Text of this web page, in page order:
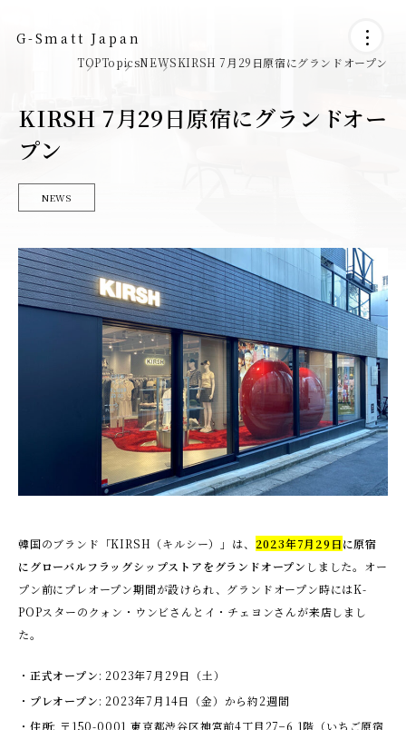
G-Smatt Japan
TOPTopicsNEWSKIRSH 7月29日原宿にグランドオープン
KIRSH 7月29日原宿にグランドオー
プン
NEWS
韓国のブランド「KIRSH（キルシー）」は、 2023年7月29日に原宿
にグローバルフラッグシップストアをグランドオープン しました。オー
プン前にプレオープン期間が設けられ、グランドオープン時にはK-
POPスターのクォン・ウンビさんとイ・チェヨンさんが来店しまし
た。
正式オープン: 2023年7月29日（土）
プレオープン: 2023年7月14日（金）から約2週間
住所: 〒150-0001 東京都渋谷区神宮前4丁目27−6 1階（いちご原宿